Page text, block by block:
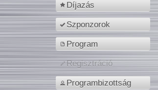
Díjazás
Szponzorok
Program
Regisztráció
Programbizottság